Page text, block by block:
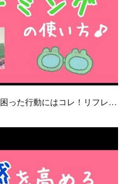
った行動にはコレ！リフレ…